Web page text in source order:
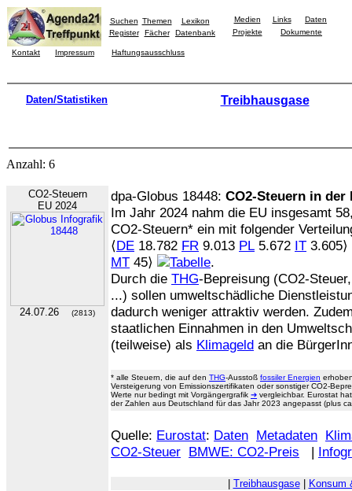
Suchen Themen
Lexikon
Register
Fächer Datenbank
Medien Links
Daten
Projekte
Dokumente
Kontakt Impressum Haftungsausschluss
Daten/Statistiken Treibhausgase
Anzahl: 6
CO2-Steuern
EU 2024
24.07.26 (2813)
dpa-Globus 18448: CO2-Steuern in der
Im Jahr 2024 nahm die EU insgesamt
CO2-Steuern* ein mit folgender
⟨DE 18.782 FR 9.013 PL 5.672 IT 3.605⟩
MT 45⟩
.
Durch die THG-Bepreisung (CO2-
...) sollen umweltschädliche
dadurch weniger attraktiv werden.
staatlichen Einnahmen in den
(teilweise) als Klimageld an die
* alle Steuern, die auf den THG-Ausstoß fossiler Energien
Versteigerung von Emissionszertifikaten oder sonstiger CO2-
Werte nur bedingt mit Vorgängergrafik ➔ vergleichbar. Eurostat
der Zahlen aus Deutschland für das Jahr 2023 angepasst (plus
Quelle: Eurostat: Daten Metadaten
CO2-Steuer BMWE: CO2-Preis |
Treibhausgase| Konsum